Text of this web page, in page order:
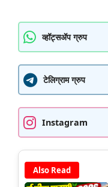
व्हॉट्सॲप ग्रुप
टेलिग्राम ग्रुप
Instagram
Also Read